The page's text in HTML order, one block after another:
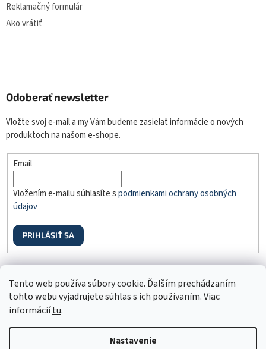
Tento web používa súbory cookie. Ďalším prechádzaním
tohto webu vyjadrujete súhlas s ich používaním. Viac
informáciítu.
Nastavenie
Reklamačný formulár
Ako vrátiť
Odoberať newsletter
Vložte svoj e-mail a my Vám budeme zasielať informácie o nových
produktoch na našom e-shope.
Email
Vložením e-mailu súhlasíte spodmienkami ochrany osobných
údajov
PRIHLÁSIŤ SA
Odstúpenie od zmluvy
Vytvoril Shoptet